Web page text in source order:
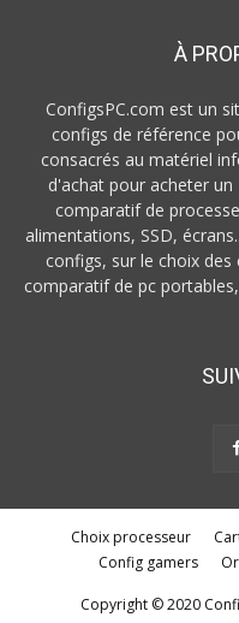
À
ConfigsPC.com est un
configs de référence
consacrés au matériel
d'achat pour acheter
comparatif de
alimentations, SSD,
configs, sur le choix
comparatif de pc
Choix processeur
Config gamers
Copyright © 2020